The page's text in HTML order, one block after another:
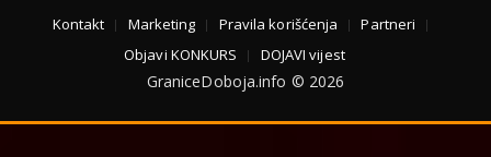
Kontakt Marketing Pravila korišćenja
Partneri
Objavi KONKURS
DOJAVI vijest
GraniceDoboja.info © 2026